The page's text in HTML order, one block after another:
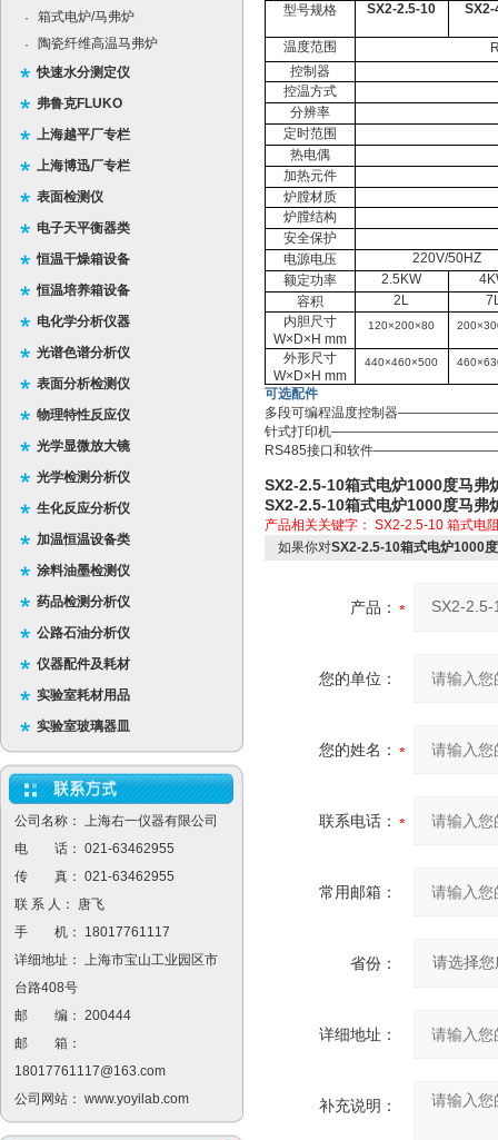
·
箱式电炉/马弗炉
·
陶瓷纤维高温马弗炉
快速水分测定仪
弗鲁克FLUKO
上海越平厂专栏
上海博迅厂专栏
表面检测仪
电子天平衡器类
恒温干燥箱设备
恒温培养箱设备
电化学分析仪器
光谱色谱分析仪
表面分析检测仪
物理特性反应仪
光学显微放大镜
光学检测分析仪
生化反应分析仪
加温恒温设备类
涂料油墨检测仪
药品检测分析仪
公路石油分析仪
仪器配件及耗材
实验室耗材用品
实验室玻璃器皿
公司名称： 上海右一仪器有限公司
电 话： 021-63462955
传 真： 021-63462955
联 系 人： 唐飞
手 机： 18017761117
详细地址： 上海市宝山工业园区市
台路408号
邮 编： 200444
邮 箱：
18017761117@163.com
公司网站： www.yoyilab.com
型号规格 SX2-2.5-10 SX2-
温度范围
控制器
控温方式
分辨率
定时范围
热电偶
加热元件
炉膛材质
炉膛结构
安全保护
电源电压
220V/50HZ
额定功率
2.5KW
容积
2L
内胆尺寸
W×D×H mm
120×200×80
外形尺寸
W×D×H mm
440×460×500
可选配件
多段可编程温度控制器
针式打印机
RS485接口和软件
SX2-2.5-10箱式电炉1000度马弗
SX2-2.5-10箱式电炉1000度马弗
产品相关关键字： SX2-2.5-10 箱式电
如果你对SX2-2.5-10箱式电炉1000
产品：
您的单位：
您的姓名：
联系电话：
常用邮箱：
省份：
详细地址：
补充说明：